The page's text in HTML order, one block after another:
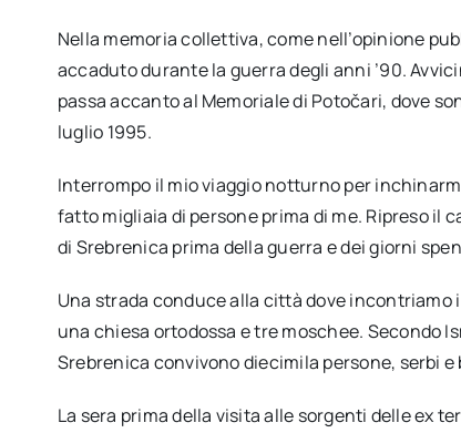
Nella memoria collettiva, come nell’opinione
accaduto durante la guerra degli anni ’90.
passa accanto al Memoriale di Potočari, dove
luglio 1995.
Interrompo il mio viaggio notturno per
fatto migliaia di persone prima di me. Ripreso
di Srebrenica prima della guerra e dei giorni
Una strada conduce alla città dove
una chiesa ortodossa e tre moschee. Secondo
Srebrenica convivono diecimila persone, serbi
La sera prima della visita alle sorgenti delle ex